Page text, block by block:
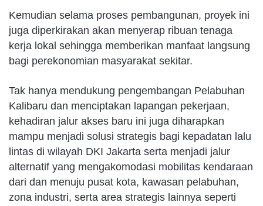
Kemudian selama proses pembangunan, proyek ini
juga diperkirakan akan menyerap ribuan tenaga
kerja lokal sehingga memberikan manfaat langsung
bagi perekonomian masyarakat sekitar.
Tak hanya mendukung pengembangan Pelabuhan
Kalibaru dan menciptakan lapangan pekerjaan,
kehadiran jalur akses baru ini juga diharapkan
mampu menjadi solusi strategis bagi kepadatan lalu
lintas di wilayah DKI Jakarta serta menjadi jalur
alternatif yang mengakomodasi mobilitas kendaraan
dari dan menuju pusat kota, kawasan pelabuhan,
zona industri, serta area strategis lainnya seperti